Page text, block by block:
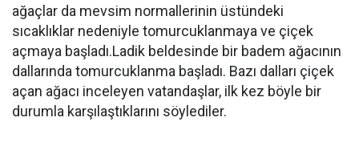
ağaçlar da mevsim normallerinin üstündeki
sıcaklıklar nedeniyle tomurcuklanmaya ve çiçek
açmaya başladı.Ladik beldesinde bir badem ağacının
dallarında tomurcuklanma başladı. Bazı dalları çiçek
açan ağacı inceleyen vatandaşlar, ilk kez böyle bir
durumla karşılaştıklarını söylediler.